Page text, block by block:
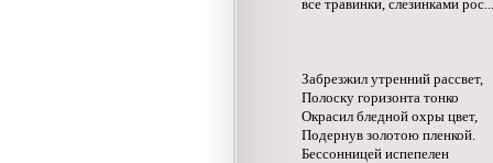
все травинки, слезинками рос...
Забрезжил утренний рассвет,
Полоску горизонта тонко
Окрасил бледной охры цвет,
Подернув золотою пленкой.
Бессонницей испепелен